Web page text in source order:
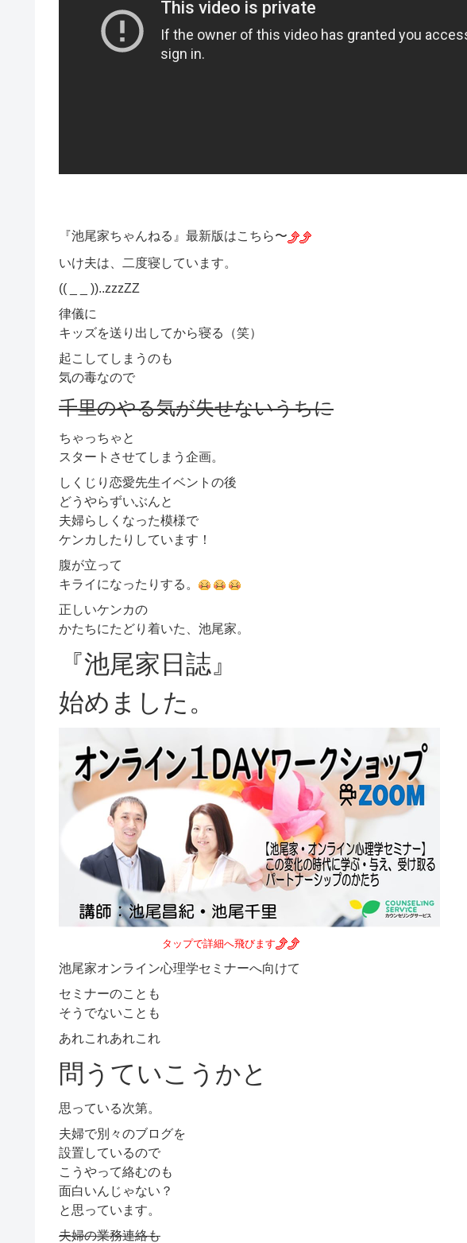
『池尾家ちゃんねる』最新版はこちら〜
いけ夫は、二度寝しています。
(( _ _ ))..zzzZZ
律儀に
キッズを送り出してから寝る（笑）
起こしてしまうのも
気の毒なので
千里のやる気が失せないうちに
ちゃっちゃと
スタートさせてしまう企画。
しくじり恋愛先生イベントの後
どうやらずいぶんと
夫婦らしくなった模様で
ケンカしたりしています！
腹が立って
キライになったりする。
正しいケンカの
かたちにたどり着いた、池尾家。
『池尾家日誌』
始めました。
タップで詳細へ飛びます
池尾家オンライン心理学セミナーへ向けて
セミナーのことも
そうでないことも
あれこれあれこれ
問うていこうかと
思っている次第。
夫婦で別々のブログを
設置しているので
こうやって絡むのも
面白いんじゃない？
と思っています。
夫婦の業務連絡も